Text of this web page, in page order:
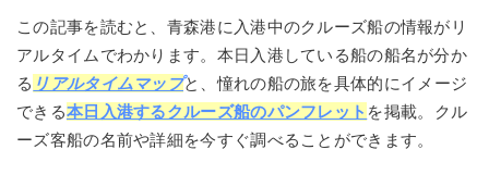
この記事を読むと、青森港に入港中のクルーズ船の情報がリ
アルタイムでわかります。本日入港している船の船名が分か
る リアルタイムマップと、憧れの船の旅を具体的にイメージ
できる本日入港するクルーズ船のパンフレット を掲載。クル
ーズ客船の名前や詳細を今すぐ調べることができます。